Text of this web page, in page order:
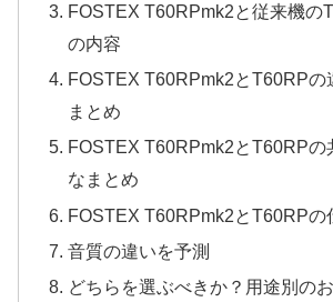
FOSTEX T60RPmk2と従来機の
の内容
FOSTEX T60RPmk2とT60RPの
まとめ
FOSTEX T60RPmk2とT60RPの
なまとめ
FOSTEX T60RPmk2とT60RPの
音質の違いを予測
どちらを選ぶべきか？用途別の